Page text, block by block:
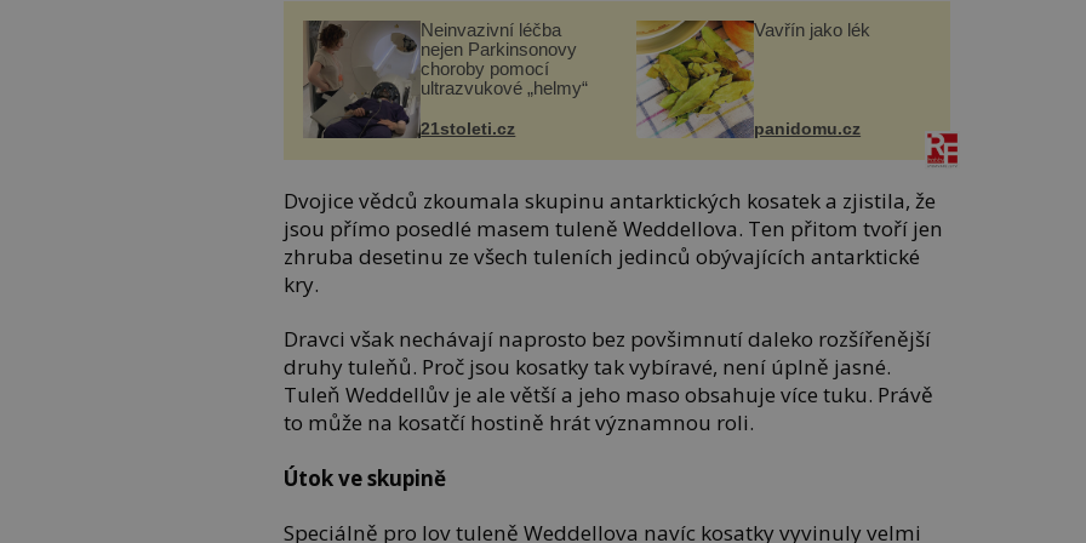
Neinvazivní léčba
nejen Parkinsonovy
choroby pomocí
ultrazvukové „helmy“
21stoleti.cz
Vavřín jako lék
panidomu.cz
Dvojice vědců zkoumala skupinu antarktických kosatek a zjistila, že
jsou přímo posedlé masem tuleně Weddellova. Ten přitom tvoří jen
zhruba desetinu ze všech tuleních jedinců obývajících antarktické
kry.
Dravci však nechávají naprosto bez povšimnutí daleko rozšířenější
druhy tuleňů. Proč jsou kosatky tak vybíravé, není úplně jasné.
Tuleň Weddellův je ale větší a jeho maso obsahuje více tuku. Právě
to může na kosatčí hostině hrát významnou roli.
Útok ve skupině
Speciálně pro lov tuleně Weddellova navíc kosatky vyvinuly velmi